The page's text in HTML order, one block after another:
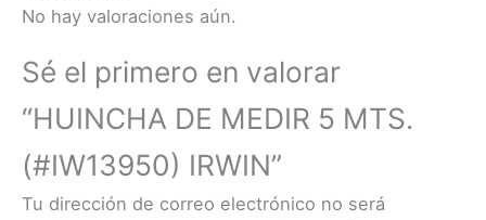
No hay valoraciones aún.
Sé el primero en valorar
“HUINCHA DE MEDIR 5 MTS.
(#IW13950) IRWIN”
Tu dirección de correo electrónico no será